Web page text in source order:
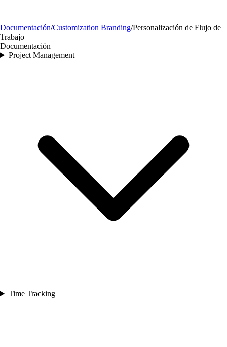
Documentación/Customization Branding/Personalización de Flujo de
Trabajo
Documentación
Project Management
Time Tracking